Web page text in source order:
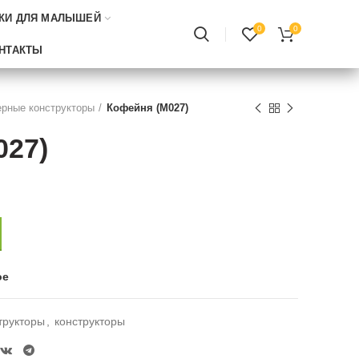
ДЛЯ МАЛЫШЕЙ
0 0
конструкторы Кофейня (M027)
конструкторы